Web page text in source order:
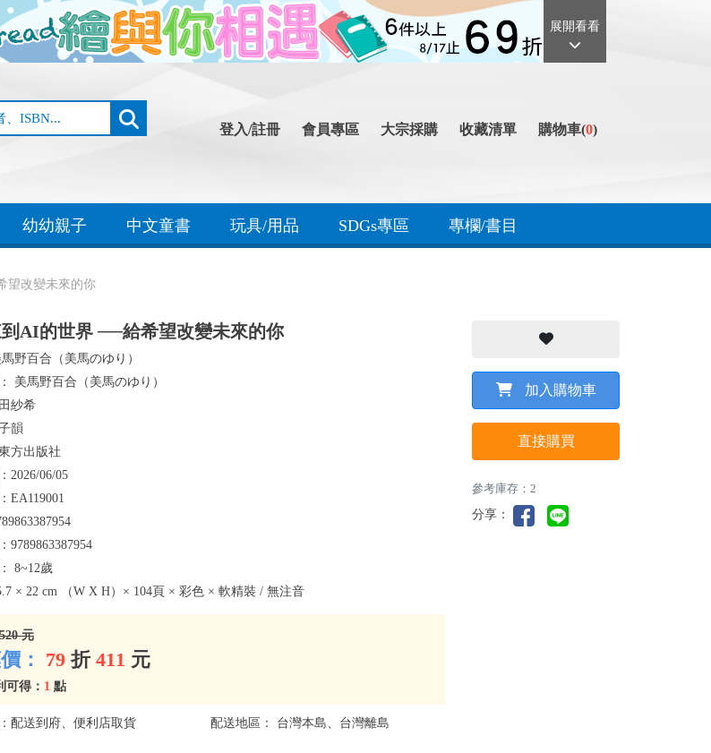
展開看看
登入/註冊 會員專區 大宗採購 收藏清單 購物車(0)
幼幼親子 中文童書 玩具/用品 SDGs專區 專欄/書目
望改變未來的你
AI的世界 ──給希望改變未來的你
野百合（美馬のゆり）
美馬野百合（美馬のゆり）
紗希
韻
方出版社
2026/06/05
EA119001
9789863387954
8~12歲
× 22 cm （W X H）× 104頁 × 彩色 × 軟精裝 / 無注音
520 元
： 79 折 411 元
可得： 1 點
配送到府、便利店取貨 配送地區： 台灣本島、台灣離島
加入購物車
直接購買
參考庫存：2
分享：